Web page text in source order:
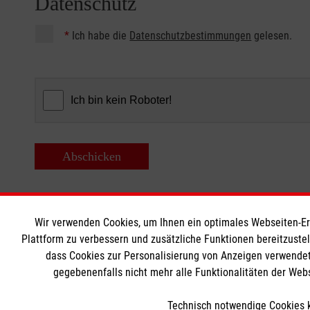
* Ich habe die Datenschutzbestimmungen gelesen.
Abschicken
MBZ Euregio
Kurse für Ärzte
Kontakt
Wir verwenden Cookies, um Ihnen ein optimales
Plattform zu verbessern und zusätzliche Funktionen
dass Cookies zur Personalisierung von Anzeigen
gegebenenfalls nicht mehr alle Funktionalitäten der
Technisch notwendige